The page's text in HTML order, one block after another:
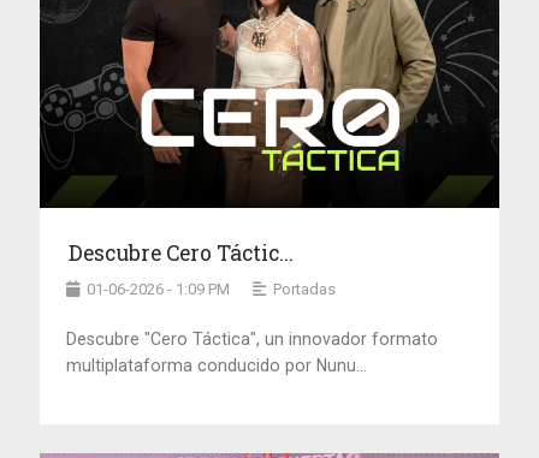
Descubre Cero Táctic...
01-06-2026 - 1:09 PM Portadas
Descubre "Cero Táctica", un innovador formato
multiplataforma conducido por Nunu...